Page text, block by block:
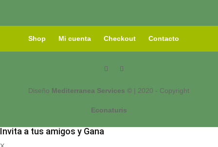
Shop Mi cuenta Checkout Contacto
Diseño Mediterranea Services © | 2020 - Copyright
Econaturis
Invita a tus amigos y Gana